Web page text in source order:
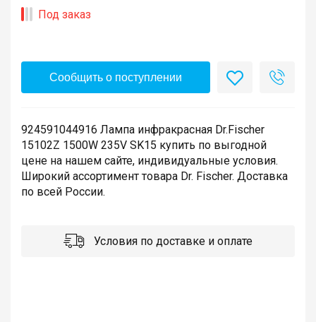
Под заказ
Сообщить о поступлении
924591044916 Лампа инфракрасная Dr.Fischer
15102Z 1500W 235V SK15 купить по выгодной
цене на нашем сайте, индивидуальные условия.
Широкий ассортимент товара Dr. Fischer. Доставка
по всей России.
Условия по доставке и оплате